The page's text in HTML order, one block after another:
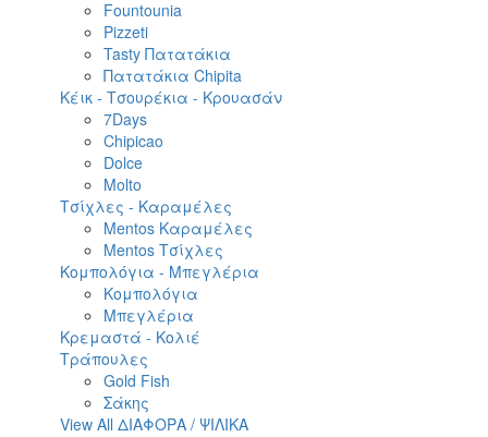
Fountounia
Pizzeti
Tasty Πατατάκια
Πατατάκια Chipita
Κέικ - Τσουρέκια - Κρουασάν
7Days
Chipicao
Dolce
Molto
Τσίχλες - Καραμέλες
Mentos Καραμέλες
Mentos Τσίχλες
Κομπολόγια - Μπεγλέρια
Κομπολόγια
Μπεγλέρια
Κρεμαστά - Κολιέ
Τράπουλες
Gold Fish
Σάκης
View All ΔΙΑΦΟΡΑ / ΨΙΛΙΚΑ